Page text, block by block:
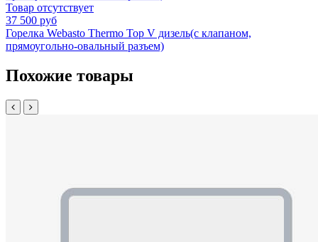
Товар отсутствует
37 500 руб
Горелка Webasto Thermo Top V дизель(с клапаном,
прямоугольно-овальный разъем)
Похожие товары